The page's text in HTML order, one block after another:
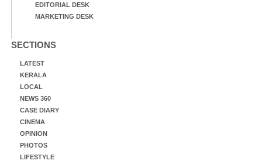
EDITORIAL DESK
MARKETING DESK
SECTIONS
LATEST
KERALA
LOCAL
NEWS 360
CASE DIARY
CINEMA
OPINION
PHOTOS
LIFESTYLE